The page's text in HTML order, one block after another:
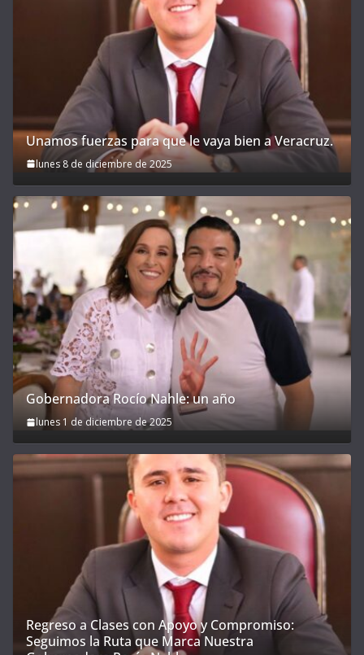
Unamos fuerzas para que le vaya bien a Veracruz.
lunes 8 de diciembre de 2025
Gobernadora Rocío Nahle: un año
lunes 1 de diciembre de 2025
Regreso a Clases con Apoyo y Compromiso:
Seguimos la Ruta que Marca Nuestra